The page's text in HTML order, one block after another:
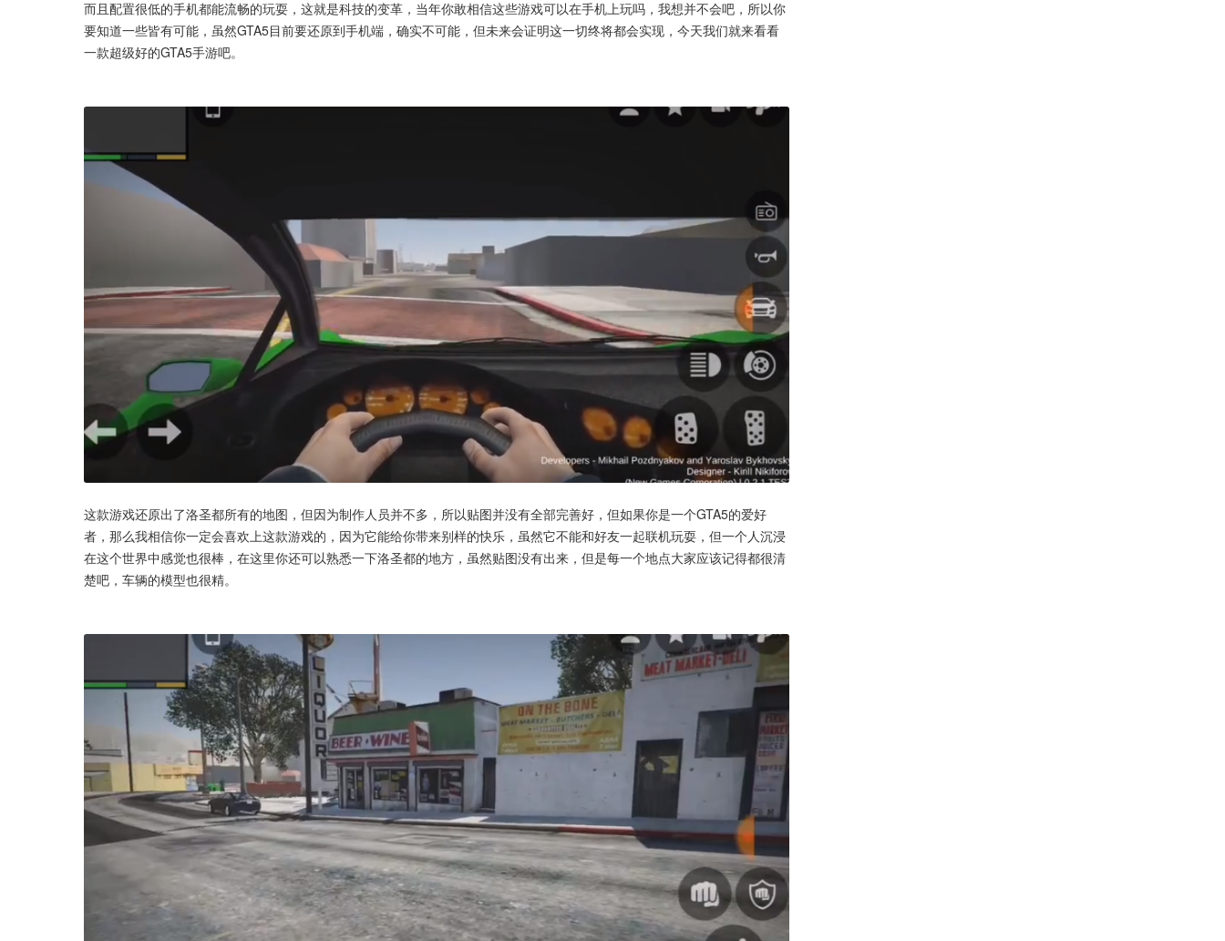
而且配置很低的手机都能流畅的玩耍，这就是科技的变革，当年你敢相信这些游戏可以在手机上玩吗，我想并不会吧，所以你
要知道一些皆有可能，虽然GTA5目前要还原到手机端，确实不可能，但未来会证明这一切终将都会实现，今天我们就来看看
一款超级好的GTA5手游吧。
这款游戏还原出了洛圣都所有的地图，但因为制作人员并不多，所以贴图并没有全部完善好，但如果你是一个GTA5的爱好
者，那么我相信你一定会喜欢上这款游戏的，因为它能给你带来别样的快乐，虽然它不能和好友一起联机玩耍，但一个人沉浸
在这个世界中感觉也很棒，在这里你还可以熟悉一下洛圣都的地方，虽然贴图没有出来，但是每一个地点大家应该记得都很清
楚吧，车辆的模型也很精。